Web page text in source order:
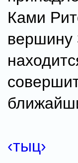
Ками
вершину
‹тыц›